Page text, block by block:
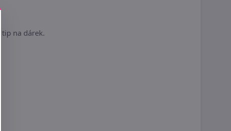
na dárek.